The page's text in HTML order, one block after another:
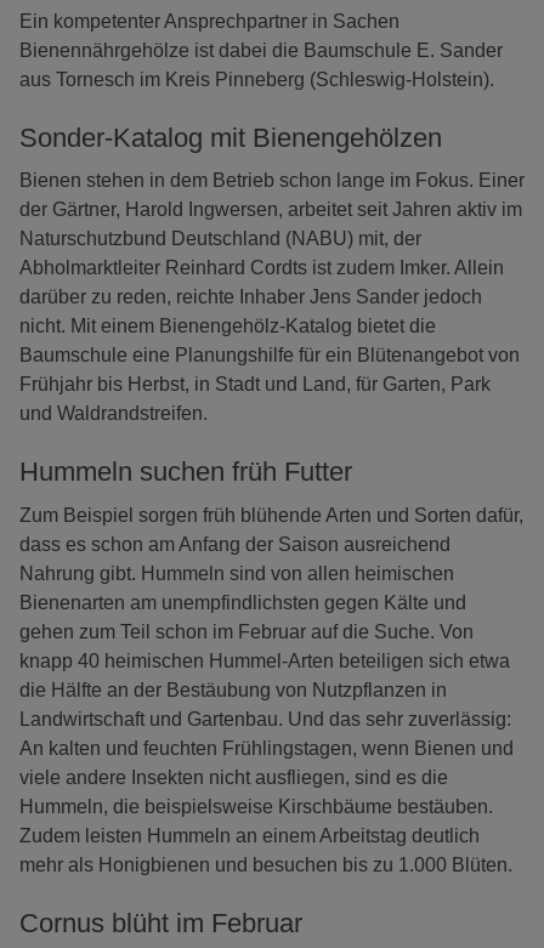
Ein kompetenter Ansprechpartner in Sachen
Bienennährgehölze ist dabei die Baumschule E. Sander
aus Tornesch im Kreis Pinneberg (Schleswig-Holstein).
Sonder-Katalog mit Bienengehölzen
Bienen stehen in dem Betrieb schon lange im Fokus. Einer
der Gärtner, Harold Ingwersen, arbeitet seit Jahren aktiv im
Naturschutzbund Deutschland (NABU) mit, der
Abholmarktleiter Reinhard Cordts ist zudem Imker. Allein
darüber zu reden, reichte Inhaber Jens Sander jedoch
nicht. Mit einem Bienengehölz-Katalog bietet die
Baumschule eine Planungshilfe für ein Blütenangebot von
Frühjahr bis Herbst, in Stadt und Land, für Garten, Park
und Waldrandstreifen.
Hummeln suchen früh Futter
Zum Beispiel sorgen früh blühende Arten und Sorten dafür,
dass es schon am Anfang der Saison ausreichend
Nahrung gibt. Hummeln sind von allen heimischen
Bienenarten am unempfindlichsten gegen Kälte und
gehen zum Teil schon im Februar auf die Suche. Von
knapp 40 heimischen Hummel-Arten beteiligen sich etwa
die Hälfte an der Bestäubung von Nutzpflanzen in
Landwirtschaft und Gartenbau. Und das sehr zuverlässig:
An kalten und feuchten Frühlingstagen, wenn Bienen und
viele andere Insekten nicht ausfliegen, sind es die
Hummeln, die beispielsweise Kirschbäume bestäuben.
Zudem leisten Hummeln an einem Arbeitstag deutlich
mehr als Honigbienen und besuchen bis zu 1.000 Blüten.
Cornus blüht im Februar